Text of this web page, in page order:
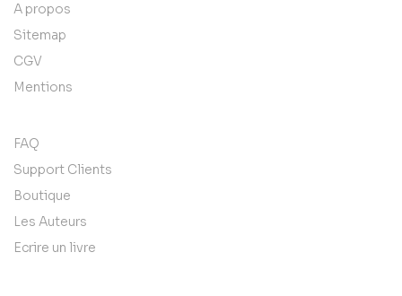
A propos
Sitemap
CGV
Mentions
FAQ
Support Clients
Boutique
Les Auteurs
Ecrire un livre